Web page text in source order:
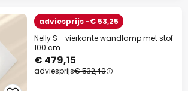
adviesprijs -€ 53,25
Nelly S - vierkante wandlamp met stof
100 cm
€ 479,15
adviesprijs€ 532,40